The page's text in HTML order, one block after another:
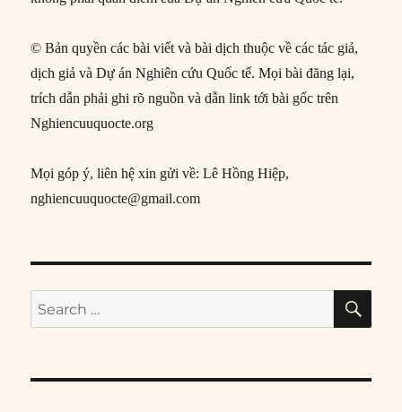
© Bản quyền các bài viết và bài dịch thuộc về các tác giả,
dịch giả và Dự án Nghiên cứu Quốc tế. Mọi bài đăng lại,
trích dẫn phải ghi rõ nguồn và dẫn link tới bài gốc trên
Nghiencuuquocte.org
Mọi góp ý, liên hệ xin gửi về: Lê Hồng Hiệp,
nghiencuuquocte@gmail.com
Search
for: